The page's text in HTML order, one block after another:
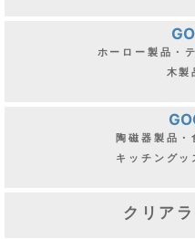
ホーロー製品・
木製
陶磁器製品・
キッチングッ
クリア